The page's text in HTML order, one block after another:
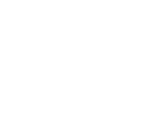
profesor como